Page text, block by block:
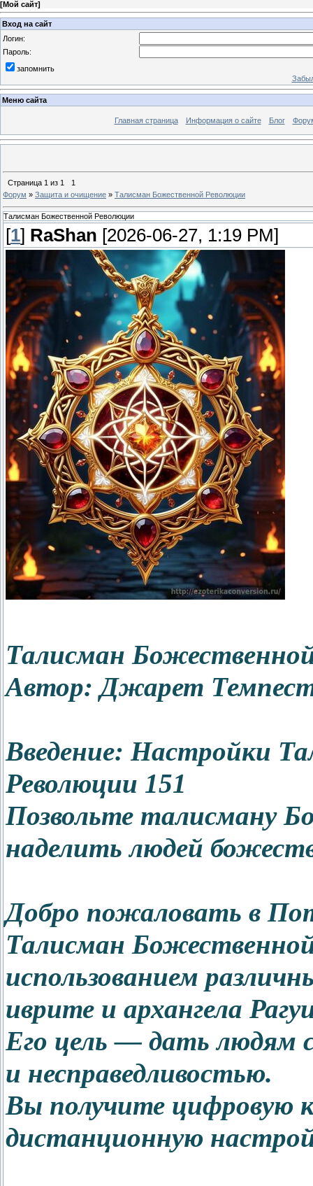
[Мой сайт]
Вход на сайт
Логин:
Пароль:
запомнить
Меню сайта
Главная страница Информация о сайте Блог
Страница 1 из 1
1
Форум » Защита и очищение » Талисман Божественной Революции
Талисман Божественной Революции
[1] RaShan [2026-06-27, 1:19 PM]
Талисман
Автор: Джарет
Введение: Настройки
Революции 151
Позвольте талисману
наделить людей
Добро пожаловать в
Талисман
использованием
иврите и архангела
Его цель — дать людям
и несправедливостью.
Вы получите цифровую
дистанционную